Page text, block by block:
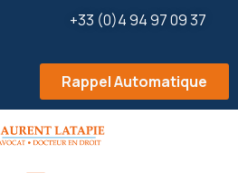
+33 (0)4 94 97 09 37
Rappel Automatique